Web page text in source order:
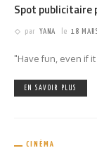
Spot publicitaire
par YANA le 18
"Have fun, even if
EN SAVOIR PLUS
CINÉMA